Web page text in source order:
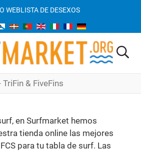
WEBLISTA DE DESEXOS
TriFin & FiveFins
en Surfmarket hemos
tienda online las mejores
para tu tabla de surf. Las